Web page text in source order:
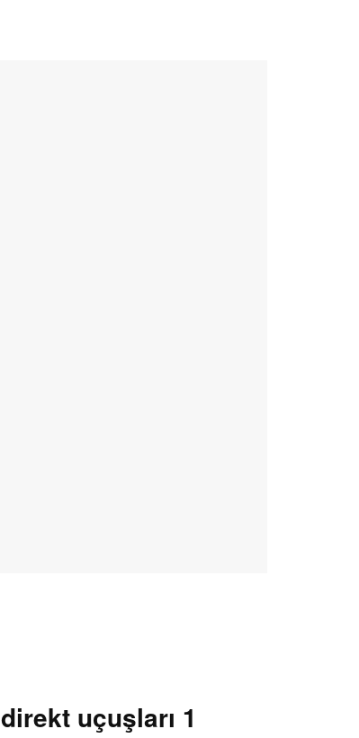
uçuşları 1